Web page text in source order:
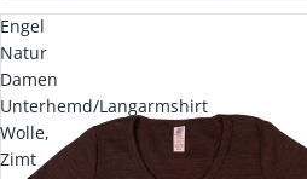
Engel
Natur
Damen
Unterhemd/Langarmshirt
Wolle,
Zimt